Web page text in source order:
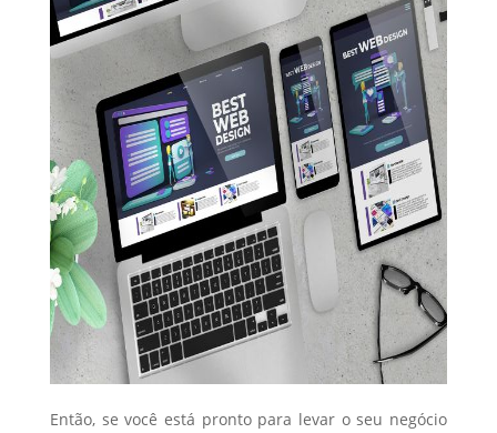
Então, se você está pronto para levar o seu negócio